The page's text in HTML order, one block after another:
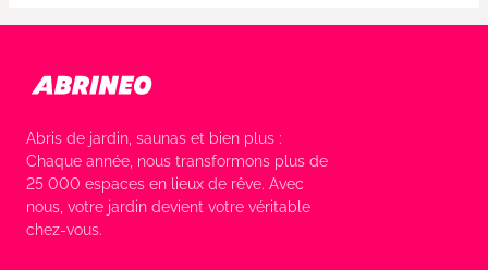
Abris de jardin, saunas et bien plus :
Chaque année, nous transformons plus de
25 000 espaces en lieux de rêve. Avec
nous, votre jardin devient votre véritable
chez-vous.